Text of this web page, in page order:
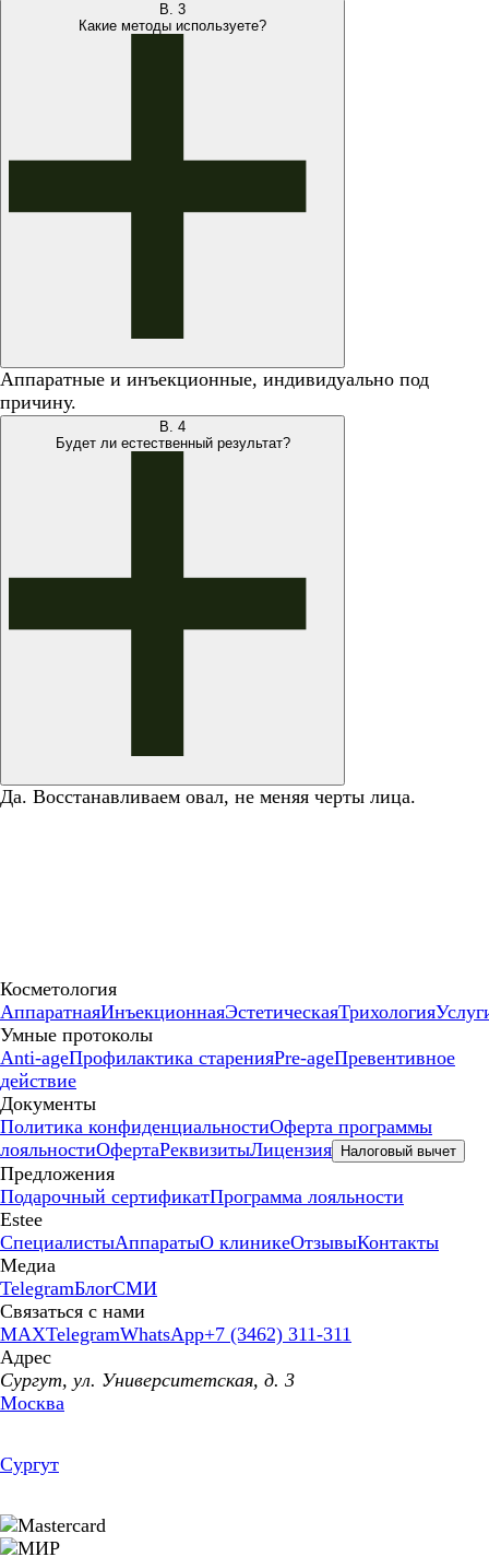
В. 3
Какие методы используете?
Аппаратные и инъекционные, индивидуально под
причину.
В. 4
Будет ли естественный результат?
Да. Восстанавливаем овал, не меняя черты лица.
Косметология
АппаратнаяИнъекционнаяЭстетическаяТрихология
Умные протоколы
Anti-ageПрофилактика старенияPre-ageПревентивное
действие
Документы
Политика конфиденциальностиОферта программы
лояльностиОфертаРеквизитыЛицензия Налоговый вычет
Предложения
Подарочный сертификатПрограмма лояльности
Estee
СпециалистыАппаратыО клиникеОтзывыКонтакты
Медиа
TelegramБлогСМИ
Связаться с нами
MAXTelegramWhatsApp+7 (3462) 311-311
Адрес
Сургут, ул. Университетская, д. 3
Москва
Сургут